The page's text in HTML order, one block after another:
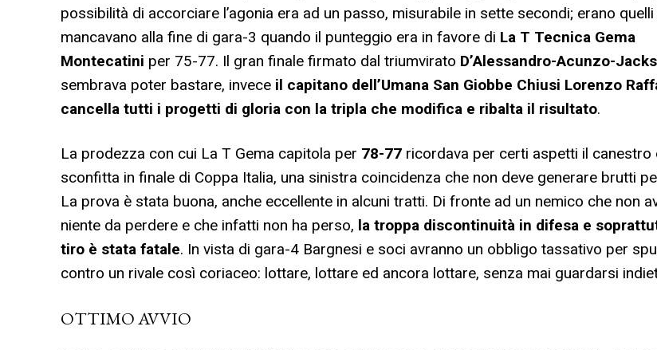
possibilità di accorciare l’agonia era ad un passo, misurabile in sette secondi; erano
mancavano alla fine di gara-3 quando il punteggio era in favore di La T Tecnica Gema
Montecatini per 75-77. Il gran finale firmato dal triumvirato D’Alessandro-Acunzo-
sembrava poter bastare, invece il capitano dell’Umana San Giobbe Chiusi Lorenzo
cancella tutti i progetti di gloria con la tripla che modifica e ribalta il risultato.
La prodezza con cui La T Gema capitola per 78-77 ricordava per certi aspetti il canestro
sconfitta in finale di Coppa Italia, una sinistra coincidenza che non deve generare brutti
La prova è stata buona, anche eccellente in alcuni tratti. Di fronte ad un nemico che non
niente da perdere e che infatti non ha perso, la troppa discontinuità in difesa e
tiro è stata fatale. In vista di gara-4 Bargnesi e soci avranno un obbligo tassativo per
contro un rivale così coriaceo: lottare, lottare ed ancora lottare, senza mai guardarsi
OTTIMO AVVIO